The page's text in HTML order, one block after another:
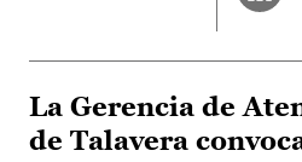
La Gerencia de
de Talavera